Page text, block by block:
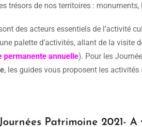
trésors de nos territoires :
des acteurs essentiels de l’activité
palette d’activités, allant de la visite
permanente annuelle). Pour les
, les guides vous proposent les activités
Journées Patrimoine 2021- A